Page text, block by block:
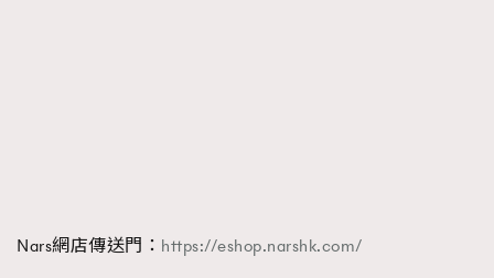
Nars網店傳送門： https://eshop.narshk.com/